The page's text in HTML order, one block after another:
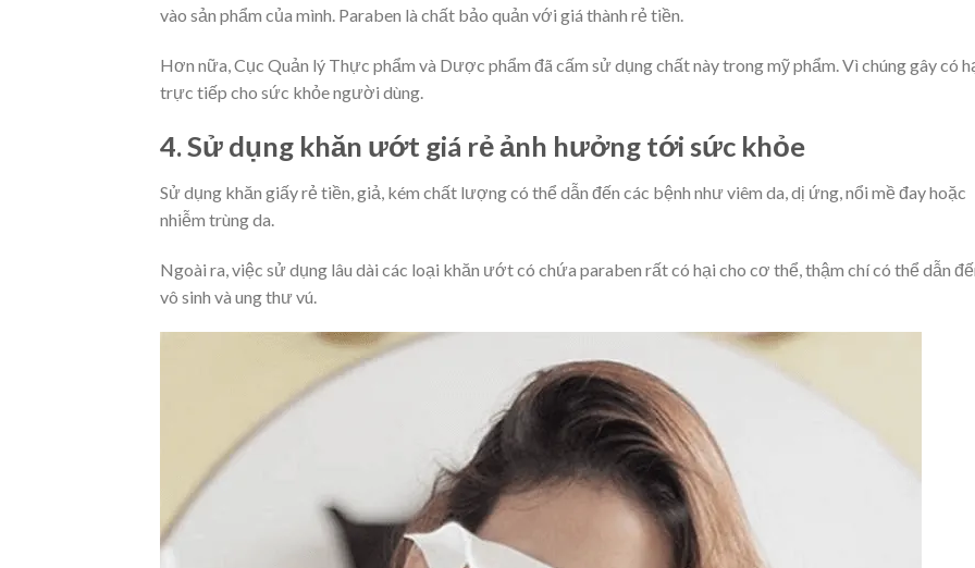
vào sản phẩm của mình. Paraben là chất bảo quản với giá thành rẻ tiền.
Hơn nữa, Cục Quản lý Thực phẩm và Dược phẩm đã cấm sử dụng chất này trong mỹ phẩm. Vì chúng gây có
trực tiếp cho sức khỏe người dùng.
4. Sử dụng khăn ướt giá rẻ ảnh hưởng tới sức khỏe
Sử dụng khăn giấy rẻ tiền, giả, kém chất lượng có thể dẫn đến các bệnh như viêm da, dị ứng, nổi mề đay hoặc
nhiễm trùng da.
Ngoài ra, việc sử dụng lâu dài các loại khăn ướt có chứa paraben rất có hại cho cơ thể, thậm chí có thể dẫn
vô sinh và ung thư vú.